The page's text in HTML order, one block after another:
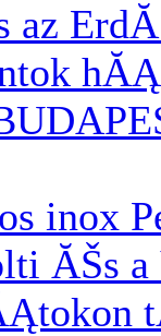
az
inox
ĂŠs